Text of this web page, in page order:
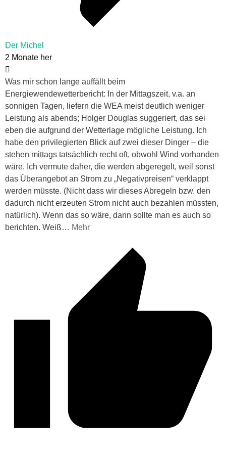
Der Michel
2 Monate her
Was mir schon lange auffällt beim
Energiewendewetterbericht: In der Mittagszeit, v.a. an
sonnigen Tagen, liefern die WEA meist deutlich weniger
Leistung als abends; Holger Douglas suggeriert, das sei
eben die aufgrund der Wetterlage mögliche Leistung. Ich
habe den privilegierten Blick auf zwei dieser Dinger – die
stehen mittags tatsächlich recht oft, obwohl Wind vorhanden
wäre. Ich vermute daher, die werden abgeregelt, weil sonst
das Überangebot an Strom zu „Negativpreisen“ verklappt
werden müsste. (Nicht dass wir dieses Abregeln bzw. den
dadurch nicht erzeuten Strom nicht auch bezahlen müssten,
natürlich). Wenn das so wäre, dann sollte man es auch so
berichten. Weiß… Mehr